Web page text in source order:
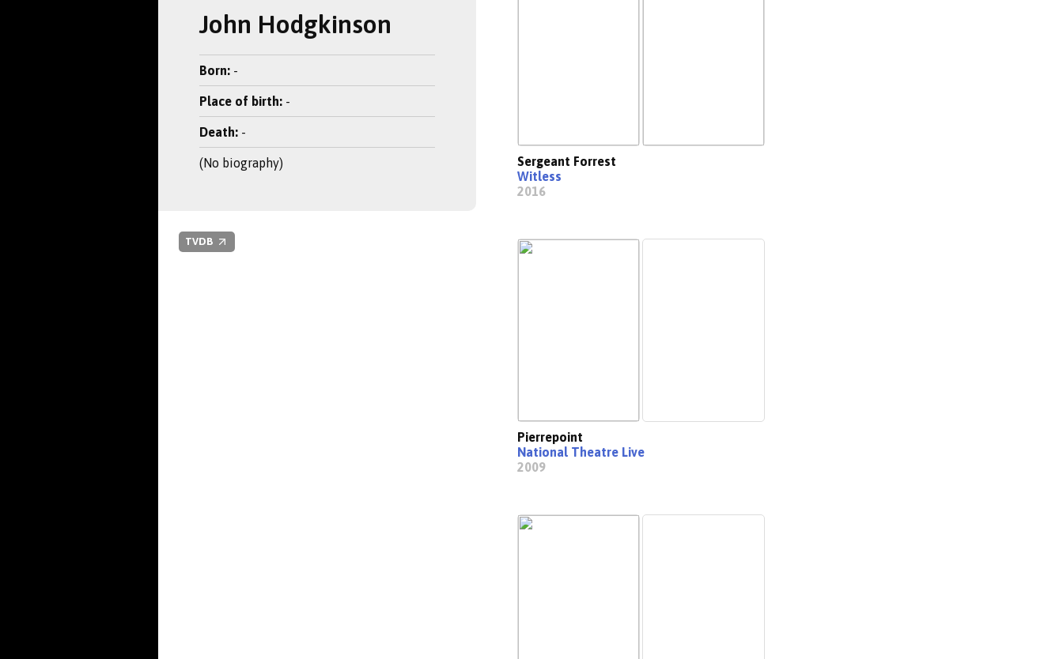
John Hodgkinson
Born: -
Place of birth: -
Death: -
(No biography)
TVDB
Sergeant Forrest
Witless
2016
Pierrepoint
National Theatre Live
2009